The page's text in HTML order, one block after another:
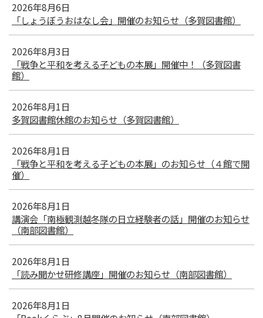
2026年8月6日
「しょうぼうおはなし会」開催のお知らせ（多賀図書館）
2026年8月3日
「戦争と平和を考える子どもの本展」開催中！（多賀図書
館）
2026年8月1日
多賀図書館休館のお知らせ（多賀図書館）
2026年8月1日
「戦争と平和を考える子どもの本展」のお知らせ（４館で開
催）
2026年8月1日
講演会「南極観測越冬隊の日立経験者の話」開催のお知らせ
（南部図書館）
2026年8月1日
「読み聞かせ研修講座」開催のお知らせ（南部図書館）
2026年8月1日